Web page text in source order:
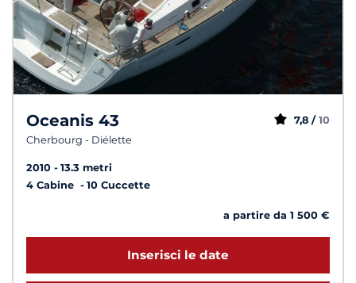
Oceanis 43
Cherbourg - Diélette
7,8 / 10
2010
13.3 metri
4 Cabine
10 Cuccette
a partire da 1 500 €
Inserisci le date